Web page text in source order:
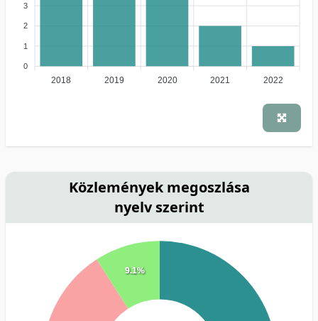
3
2
1
0
2018 2019 2020 2021 2022
Közlemények megoszlása
nyelv szerint
9.1%